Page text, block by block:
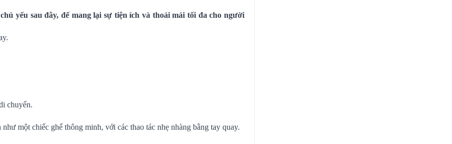
yếu sau đây, để mang lại sự tiện ích và thoải mái tối đa cho người
chuyển.
một chiếc ghế thông minh, với các thao tác nhẹ nhàng bằng tay quay.